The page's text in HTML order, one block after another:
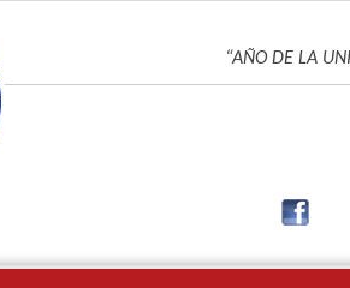
“AÑO DE LA